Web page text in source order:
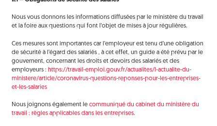
Nous vous donnons les informations diffusées par le ministère du travail
et la foire aux questions qui font l’objet de mises à jour régulières.
Ces mesures sont importantes car l’employeur est tenu d’une obligation
de sécurité à l’égard des salariés , à cet effet, un guide a été prévu par le
gouvernent, concernant les droits et devoirs des salariés et des
employeurs : https://travail-emploi.gouv.fr/actualites/l-actualite-du-
ministere/article/coronavirus-questions-reponses-pour-les-entreprises-
et-les-salaries
Nous joignons également lecommuniqué du cabinet du ministère du
travail : règles applicables dans les entreprises.